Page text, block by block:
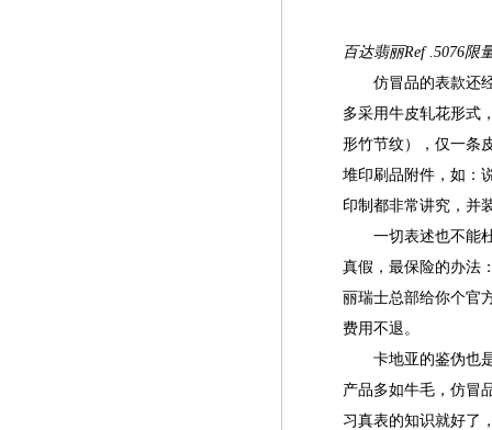
百达翡丽Ref .5076限
仿冒品的表款还经
多采用牛皮轧花形式
形竹节纹），仅一条
堆印刷品附件，如：
印制都非常讲究，并
一切表述也不能杜
真假，最保险的办法
丽瑞士总部给你个官
费用不退。
卡地亚的鉴伪也是
产品多如牛毛，仿冒
习真表的知识就好了